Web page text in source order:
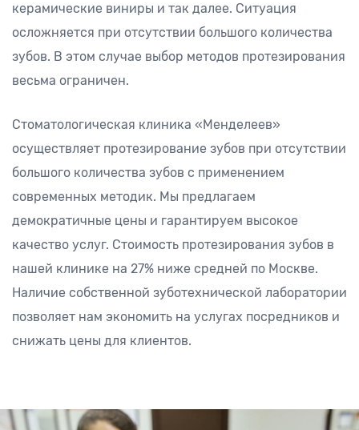
керамические виниры и так далее. Ситуация
осложняется при отсутствии большого количества
зубов. В этом случае выбор методов протезирования
весьма ограничен.
Стоматологическая клиника «Менделеев»
осуществляет протезирование зубов при отсутствии
большого количества зубов с применением
современных методик. Мы предлагаем
демократичные цены и гарантируем высокое
качество услуг. Стоимость протезирования зубов в
нашей клинике на 27% ниже средней по Москве.
Наличие собственной зуботехнической лаборатории
позволяет нам экономить на услугах посредников и
снижать цены для клиентов.